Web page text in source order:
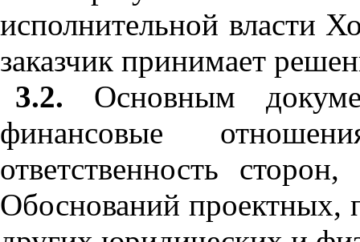
исполнительной власти
заказчик принимает
3.2. Основным
финансовые
ответственность
Обоснований проектных,